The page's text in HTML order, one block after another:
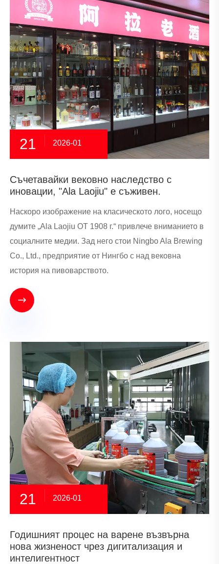
21 2026-01
Съчетавайки вековно наследство с
иновации, "Ala Laojiu" е съживен.
Наскоро изображение на класическото лого, носещо
думите „Ala Laojiu ОТ 1908 г.“ привлече вниманието в
социалните медии. Зад него стои Ningbo Ala Brewing
Co., Ltd., предприятие от Нингбо с над вековна
история на пивоварството.

21 2026-01
Годишният процес на варене възвърна
нова жизненост чрез дигитализация и
интелигентност